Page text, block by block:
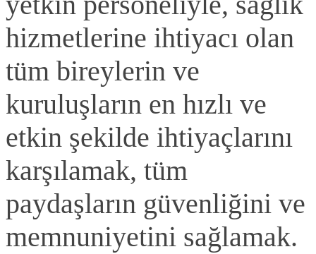
hizmetlerine ihtiyacı olan
tüm bireylerin ve
kuruluşların en hızlı ve
etkin şekilde ihtiyaçlarını
karşılamak, tüm
paydaşların güvenliğini ve
memnuniyetini sağlamak.